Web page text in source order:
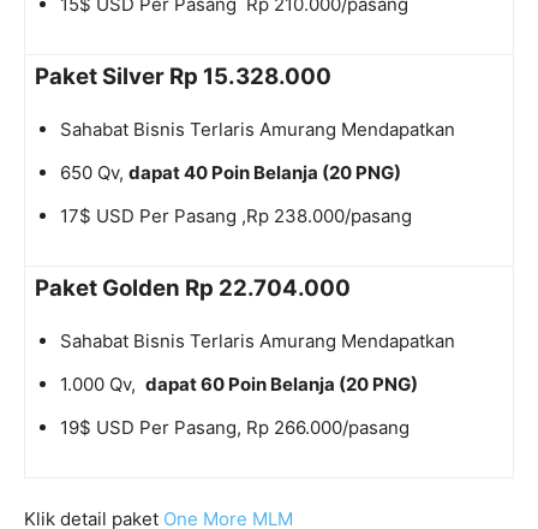
Paket Silver Rp 15.328.000
Sahabat Bisnis Terlaris Amurang Mendapatkan
650 Qv, dapat 40 Poin Belanja (20 PNG)
17$ USD Per Pasang ,Rp 238.000/pasang
Paket Golden Rp 22.704.000
Sahabat Bisnis Terlaris Amurang Mendapatkan
1.000 Qv, dapat 60 Poin Belanja (20 PNG)
19$ USD Per Pasang, Rp 266.000/pasang
Klik detail paket One More MLM